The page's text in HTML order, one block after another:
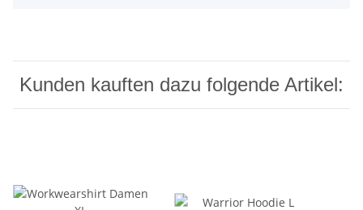
Kunden kauften dazu folgende Artikel: